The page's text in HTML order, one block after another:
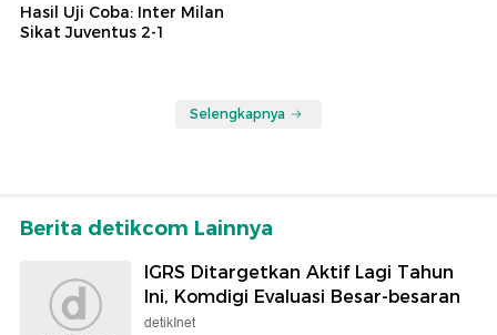
Hasil Uji Coba: Inter Milan
Sikat Juventus 2-1
Selengkapnya
Berita detikcom Lainnya
IGRS Ditargetkan Aktif Lagi Tahun
Ini, Komdigi Evaluasi Besar-besaran
detikInet